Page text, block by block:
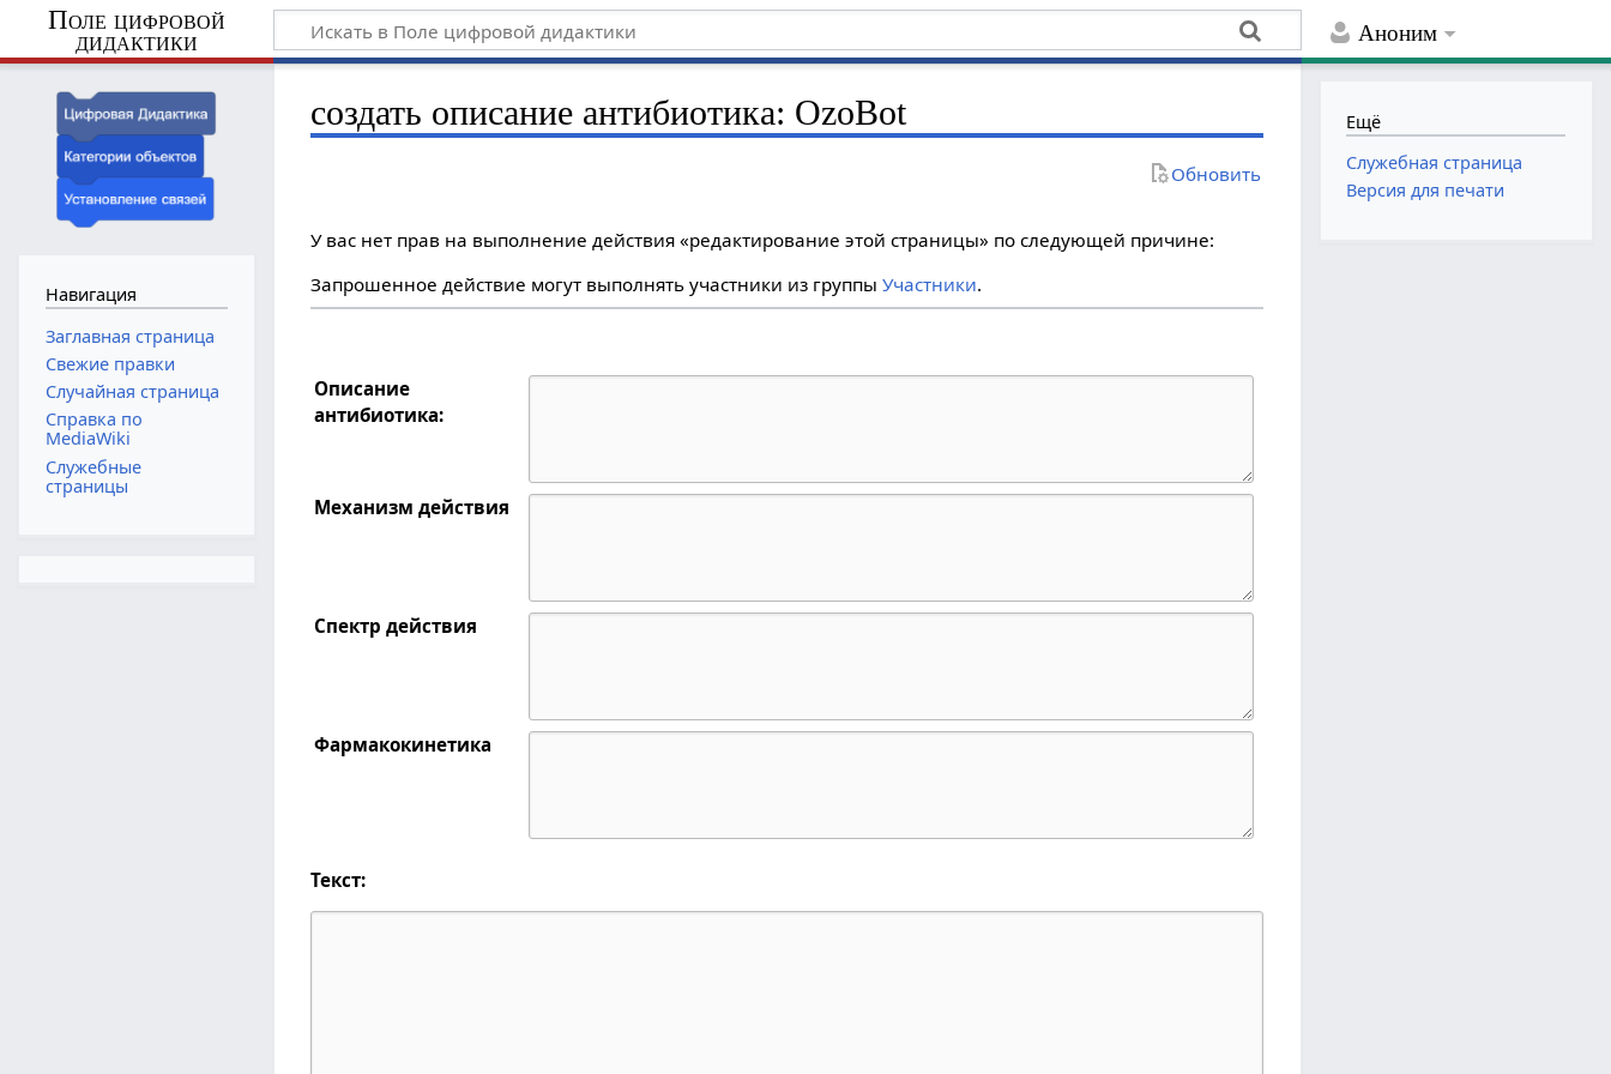
Аноним
Поле цифровой
дидактики
создать описание антибиотика: OzoBot
Обновить
У вас нет прав на выполнение действия «редактирование этой страницы» по следующей причине:
Запрошенное действие могут выполнять участники из группыУчастники.
Описание
антибиотика:
Механизм действия
Спектр действия
Фармакокинетика
Текст:
Навигация
Заглавная страница
Свежие правки
Случайная страница
Справка по
MediaWiki
Служебные
страницы
Ещё
Служебная страница
Версия для печати